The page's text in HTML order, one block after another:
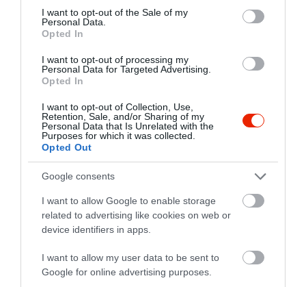
consent section.
I want to opt-out of the Sale of my
Personal Data.
Opted In
I want to opt-out of processing my
Personal Data for Targeted Advertising.
Opted In
I want to opt-out of Collection, Use,
Retention, Sale, and/or Sharing of my
Personal Data that Is Unrelated with the
Purposes for which it was collected.
Opted Out
Google consents
I want to allow Google to enable storage
related to advertising like cookies on web or
device identifiers in apps.
I want to allow my user data to be sent to
Google for online advertising purposes.
Értékelések